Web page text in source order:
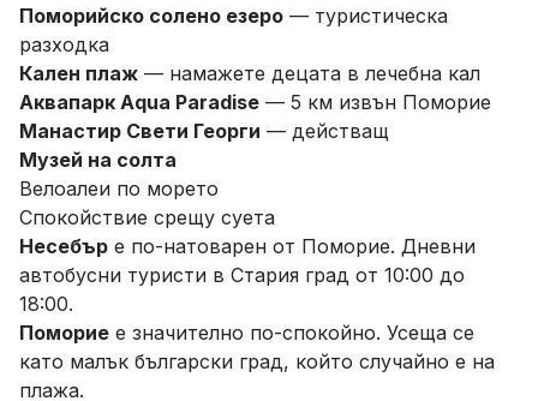
Поморийско солено езеро — туристическа
разходка
Кален плаж — намажете децата в лечебна кал
Аквапарк Aqua Paradise — 5 км извън Поморие
Манастир Свети Георги — действащ
Музей на солта
Велоалеи по морето
Спокойствие срещу суета
Несебър е по-натоварен от Поморие. Дневни
автобусни туристи в Стария град от 10:00 до
18:00.
Поморие е значително по-спокойно. Усеща се
като малък български град, който случайно е на
плажа.